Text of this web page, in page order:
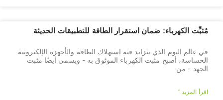
مُثبِّت الكهرباء: ضمان استقرار الطاقة للتطبيقات الحديثة
في عالم اليوم الذي يتزايد فيه استهلاك الطاقة والأجهزة الإلكترونية
الحساسة، أصبح مثبت الكهرباء الموثوق به - ويسمى أيضًا مثبت
الجهد - من
اقرأ المزيد "